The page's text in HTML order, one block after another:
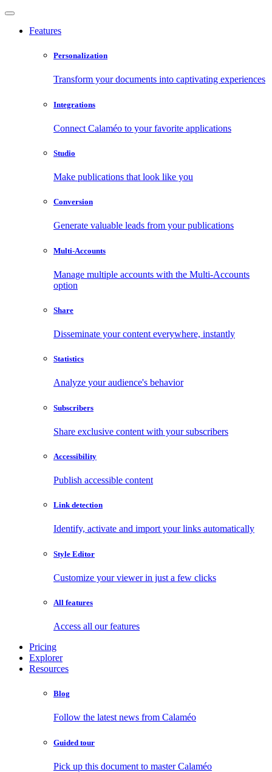
Features
Personalization
Transform your documents into captivating experiences
Integrations
Connect Calaméo to your favorite applications
Studio
Make publications that look like you
Conversion
Generate valuable leads from your publications
Multi-Accounts
Manage multiple accounts with the Multi-Accounts
option
Share
Disseminate your content everywhere, instantly
Statistics
Analyze your audience's behavior
Subscribers
Share exclusive content with your subscribers
Accessibility
Publish accessible content
Link detection
Identify, activate and import your links automatically
Style Editor
Customize your viewer in just a few clicks
All features
Access all our features
Pricing
Explorer
Resources
Blog
Follow the latest news from Calaméo
Guided tour
Pick up this document to master Calaméo